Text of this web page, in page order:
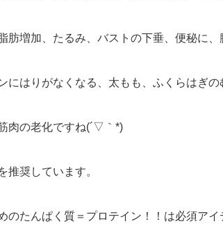
肪増加、たるみ、バストの下垂、便秘に、
にはりがなくなる、太もも、ふくらはぎ
肉の老化ですね(´▽｀*)
推奨しています。
のたんぱく質＝プロテイン！！は必須アイ